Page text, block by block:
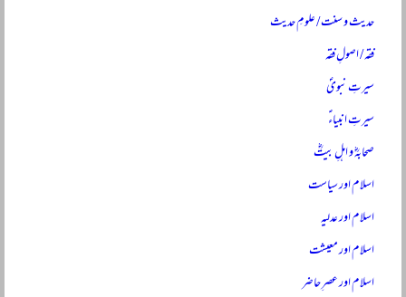
حدیث و سنت / علومِ حدیث
فقہ / اصولِ فقہ
سیرتِ نبویؐ
سیرتِ انبیاءؑ
صحابہؓ و اہلِ بیتؓ
اسلام اور سیاست
اسلام اور عدلیہ
اسلام اور معیشت
اسلام اور عصرِ حاضر